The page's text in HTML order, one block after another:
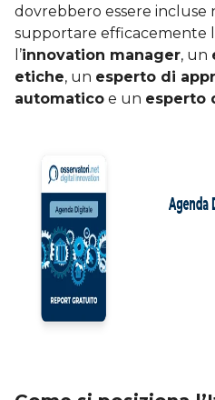
dovrebbero essere incluse
supportare efficacemente
l’innovation manager, un
etiche, un esperto di
automatico e un esperto